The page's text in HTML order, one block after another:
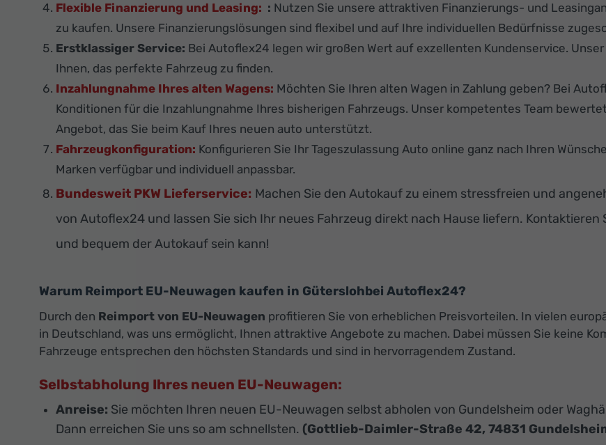
Flexible Finanzierung und Leasing: : Nutzen Sie unsere attraktiven Finanzierungs- und
zu kaufen. Unsere Finanzierungslösungen sind flexibel und auf Ihre individuellen Bedürfnisse
Erstklassiger Service: Bei Autoflex24 legen wir großen Wert auf exzellenten Kundenservice.
Ihnen, das perfekte Fahrzeug zu finden.
Inzahlungnahme Ihres alten Wagens: Möchten Sie Ihren alten Wagen in Zahlung geben? Bei
Konditionen für die Inzahlungnahme Ihres bisherigen Fahrzeugs. Unser kompetentes Team
Angebot, das Sie beim Kauf Ihres neuen auto unterstützt.
Fahrzeugkonfiguration: Konfigurieren Sie Ihr Tageszulassung Auto online ganz nach Ihren
Marken verfügbar und individuell anpassbar.
Bundesweit PKW Lieferservice: Machen Sie den Autokauf zu einem stressfreien und
von Autoflex24 und lassen Sie sich Ihr neues Fahrzeug direkt nach Hause liefern.
und bequem der Autokauf sein kann!
Warum Reimport EU-Neuwagen kaufen in Güterslohbei Autoflex24?
Durch den Reimport von EU-Neuwagen profitieren Sie von erheblichen Preisvorteilen. In vielen
in Deutschland, was uns ermöglicht, Ihnen attraktive Angebote zu machen. Dabei müssen Sie keine
Fahrzeuge entsprechen den höchsten Standards und sind in hervorragendem Zustand.
Selbstabholung Ihres neuen EU-Neuwagen:
Anreise: Sie möchten Ihren neuen EU-Neuwagen selbst abholen von Gundelsheim oder
Dann erreichen Sie uns so am schnellsten. (Gottlieb-Daimler-Straße 42, 74831